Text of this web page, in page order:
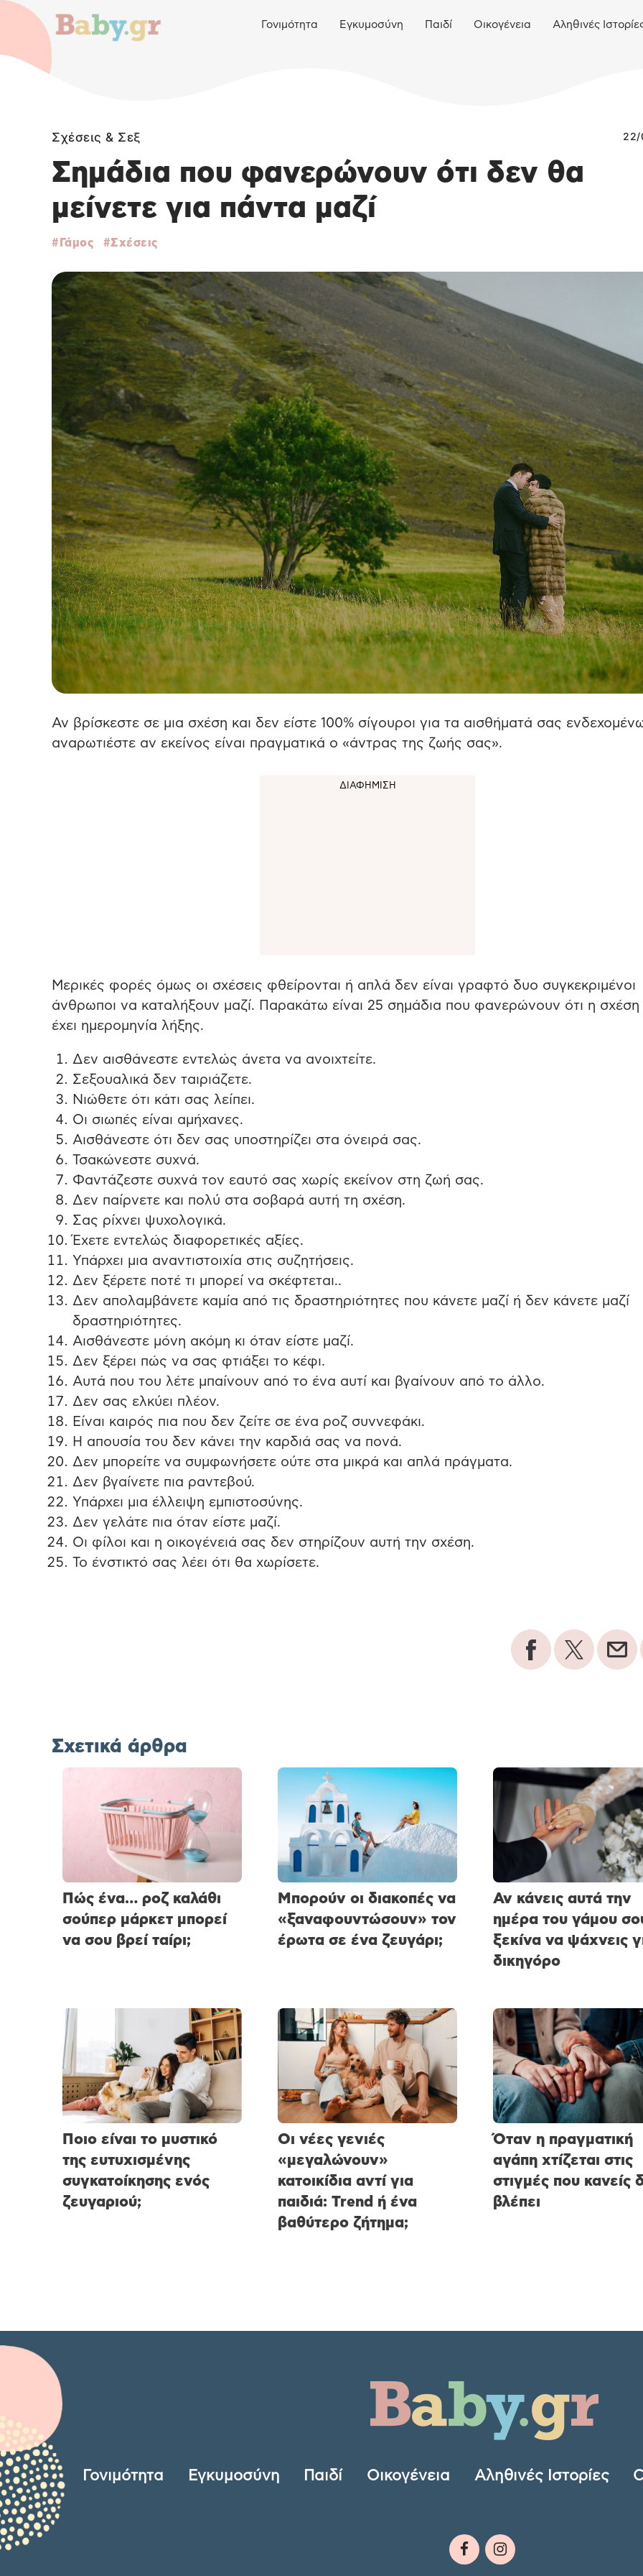
Γονιμότητα Εγκυμοσύνη Παιδί Οικογένεια Αληθινές
Σχέσεις & Σεξ 22/
Σημάδια που φανερώνουν ότι δεν θα
μείνετε για πάντα μαζί
Γάμος Σχέσεις
Αν βρίσκεστε σε μια σχέση και δεν είστε 100% σίγουροι για τα αισθήματά σας
αναρωτιέστε αν εκείνος είναι πραγματικά ο «άντρας της ζωής σας».
Μερικές φορές όμως οι σχέσεις φθείρονται ή απλά δεν είναι γραφτό δυο συγκεκριμένοι
άνθρωποι να καταλήξουν μαζί. Παρακάτω είναι 25 σημάδια που φανερώνουν ότι η
έχει ημερομηνία λήξης.
Δεν αισθάνεστε εντελώς άνετα να ανοιχτείτε.
Σεξουαλικά δεν ταιριάζετε.
Νιώθετε ότι κάτι σας λείπει.
Οι σιωπές είναι αμήχανες.
Αισθάνεστε ότι δεν σας υποστηρίζει στα όνειρά σας.
Τσακώνεστε συχνά.
Φαντάζεστε συχνά τον εαυτό σας χωρίς εκείνον στη ζωή σας.
Δεν παίρνετε και πολύ στα σοβαρά αυτή τη σχέση.
Σας ρίχνει ψυχολογικά.
Έχετε εντελώς διαφορετικές αξίες.
Υπάρχει μια αναντιστοιχία στις συζητήσεις.
Δεν ξέρετε ποτέ τι μπορεί να σκέφτεται..
Δεν απολαμβάνετε καμία από τις δραστηριότητες που κάνετε μαζί ή δεν κάνετε μαζί
δραστηριότητες.
Αισθάνεστε μόνη ακόμη κι όταν είστε μαζί.
Δεν ξέρει πώς να σας φτιάξει το κέφι.
Αυτά που του λέτε μπαίνουν από το ένα αυτί και βγαίνουν από το άλλο.
Δεν σας ελκύει πλέον.
Είναι καιρός πια που δεν ζείτε σε ένα ροζ συννεφάκι.
Η απουσία του δεν κάνει την καρδιά σας να πονά.
Δεν μπορείτε να συμφωνήσετε ούτε στα μικρά και απλά πράγματα.
Δεν βγαίνετε πια ραντεβού.
Υπάρχει μια έλλειψη εμπιστοσύνης.
Δεν γελάτε πια όταν είστε μαζί.
Οι φίλοι και η οικογένειά σας δεν στηρίζουν αυτή την σχέση.
Το ένστικτό σας λέει ότι θα χωρίσετε.
Σχετικά άρθρα
Πώς ένα… ροζ καλάθι
σούπερ μάρκετ μπορεί
να σου βρεί ταίρι;
Μπορούν οι διακοπές να
«ξαναφουντώσουν» τον
έρωτα σε ένα ζευγάρι;
Αν κάνεις αυτά την
ημέρα του γάμου
ξεκίνα να ψάχνεις
δικηγόρο
Ποιο είναι το μυστικό
της ευτυχισμένης
συγκατοίκησης ενός
ζευγαριού;
Οι νέες γενιές
«μεγαλώνουν»
κατοικίδια αντί για
παιδιά: Trend ή ένα
βαθύτερο ζήτημα;
Όταν η πραγματική
αγάπη χτίζεται στις
στιγμές που κανείς
βλέπει
Γονιμότητα Εγκυμοσύνη Παιδί Οικογένεια Αληθινές Ιστορίες